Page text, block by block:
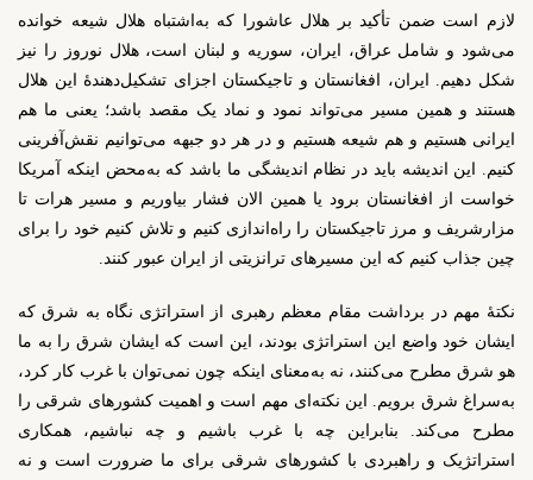
لازم است ضمن تأکید بر هلال عاشورا که به‌اشتباه هلال شیعه خوانده
می‌شود و شامل عراق، ایران، سوریه و لبنان است، هلال نوروز را نیز
شکل دهیم. ایران، افغانستان و تاجیکستان اجزای تشکیل‌دهندۀ این هلال
هستند و همین مسیر می‌تواند نمود و نماد یک مقصد باشد؛ یعنی ما هم
ایرانی هستیم و هم شیعه هستیم و در هر دو جبهه می‌توانیم نقش‌آفرینی
کنیم. این اندیشه باید در نظام اندیشگی ما باشد که به‌محض اینکه آمریکا
خواست از افغانستان برود یا همین الان فشار بیاوریم و مسیر هرات تا
مزارشریف و مرز تاجیکستان را راه‌اندازی کنیم و تلاش کنیم خود را برای
چین جذاب کنیم که این مسیرهای ترانزیتی از ایران عبور کنند.
نکتۀ مهم در برداشت مقام معظم رهبری از استراتژی نگاه به شرق که
ایشان خود واضع این استراتژی بودند، این است که ایشان شرق را به ما
هو شرق مطرح می‌کنند، نه به‌معنای اینکه چون نمی‌توان با غرب کار کرد،
به‌سراغ شرق برویم. این نکته‌ای مهم است و اهمیت کشورهای شرقی را
مطرح می‌کند. بنابراین چه با غرب باشیم و چه نباشیم، همکاری
استراتژیک و راهبردی با کشورهای شرقی برای ما ضرورت است و نه